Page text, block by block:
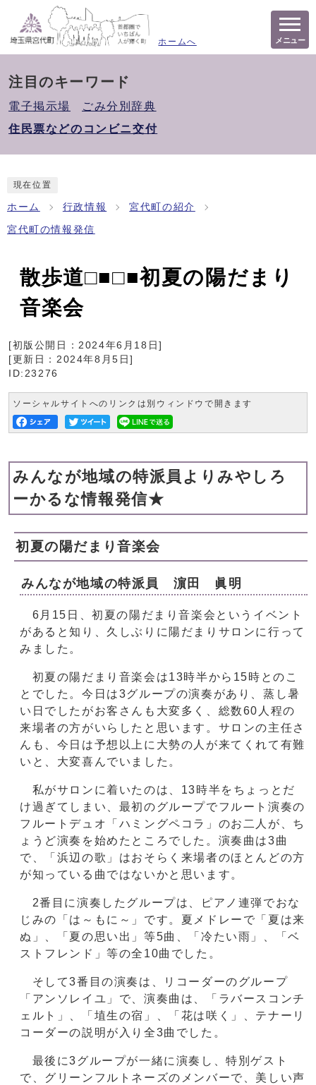
ホームへ メニュー
注目のキーワード
電子掲示場
ごみ分別辞典
住民票などのコンビニ交付
現在位置
ホーム 行政情報 宮代町の紹介
宮代町の情報発信
散歩道□■□■初夏の陽だまり
音楽会
[初版公開日：2024年6月18日]
[更新日： 2024年8月5日]
ID:23276
ソーシャルサイトへのリンクは別ウィンドウで開きます
みんなが地域の特派員よりみやしろ
ーかるな情報発信★
初夏の陽だまり音楽会
みんなが地域の特派員 濵田 眞明
6月15日、初夏の陽だまり音楽会というイベント
があると知り、久しぶりに陽だまりサロンに行って
みました。
初夏の陽だまり音楽会は13時半から15時とのこ
とでした。今日は3グループの演奏があり、蒸し暑
い日でしたがお客さんも大変多く、総数60人程の
来場者の方がいらしたと思います。サロンの主任さ
んも、今日は予想以上に大勢の人が来てくれて有難
いと、大変喜んでいました。
私がサロンに着いたのは、13時半をちょっとだ
け過ぎてしまい、最初のグループでフルート演奏の
フルートデュオ「ハミングペコラ」のお二人が、ち
ょうど演奏を始めたところでした。演奏曲は3曲
で、「浜辺の歌」はおそらく来場者のほとんどの方
が知っている曲ではないかと思います。
2番目に演奏したグループは、ピアノ連弾でおな
じみの「は～もに～」です。夏メドレーで「夏は来
ぬ」、「夏の思い出」等5曲、「冷たい雨」、「ベ
ストフレンド」等の全10曲でした。
そして3番目の演奏は、リコーダーのグループ
「アンソレイユ」で、演奏曲は、「ラバースコンチ
ェルト」、「埴生の宿」、「花は咲く」、テナーリ
コーダーの説明が入り全3曲でした。
最後に3グループが一緒に演奏し、特別ゲスト
で、グリーンフルトネーズのメンバーで、美しい声